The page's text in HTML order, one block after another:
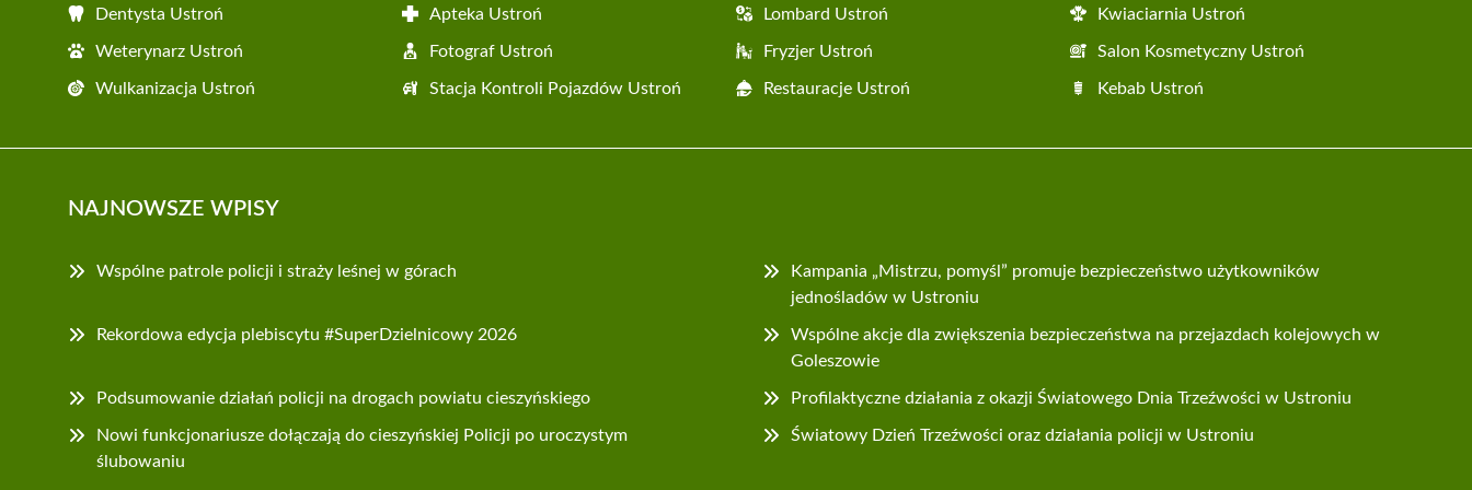
Dentysta Ustroń Apteka Ustroń Lombard Ustroń Kwiaciarnia Ustroń
Weterynarz Ustroń Fotograf Ustroń Fryzjer Ustroń Salon Kosmetyczny Ustroń
Wulkanizacja Ustroń Stacja Kontroli Pojazdów Ustroń Restauracje Ustroń Kebab Ustroń
NAJNOWSZE WPISY
Wspólne patrole policji i straży leśnej w górach
Kampania „Mistrzu, pomyśl” promuje bezpieczeństwo użytkowników
jednośladów w Ustroniu
Rekordowa edycja plebiscytu #SuperDzielnicowy 2026
Wspólne akcje dla zwiększenia bezpieczeństwa na przejazdach kolejowych w
Goleszowie
Podsumowanie działań policji na drogach powiatu cieszyńskiego Profilaktyczne działania z okazji Światowego Dnia Trzeźwości w Ustroniu
Nowi funkcjonariusze dołączają do cieszyńskiej Policji po uroczystym
ślubowaniu
Światowy Dzień Trzeźwości oraz działania policji w Ustroniu